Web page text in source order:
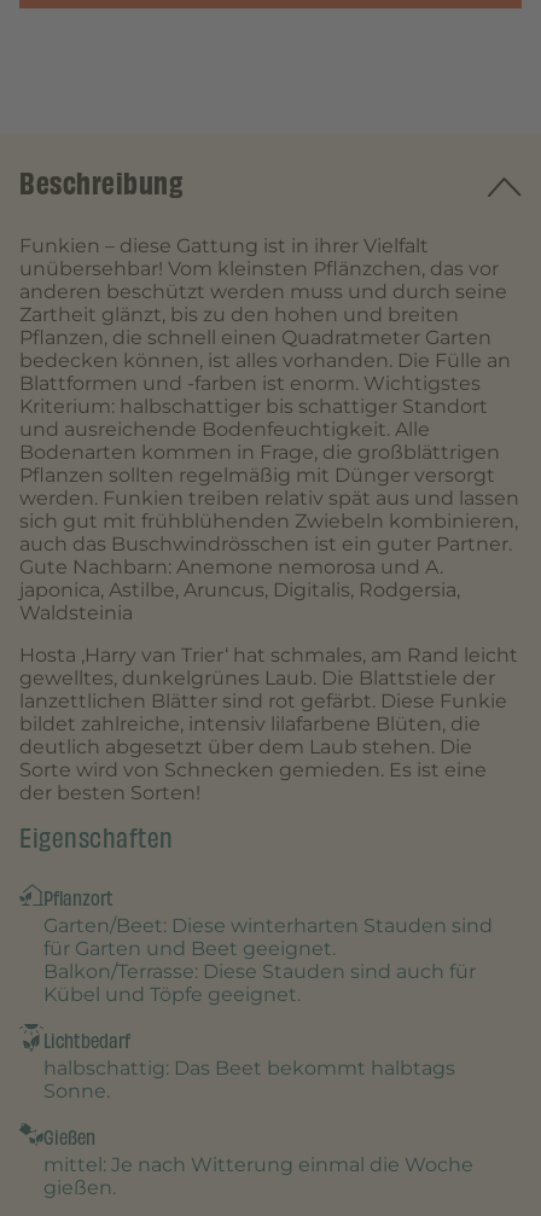
Beschreibung
Funkien – diese Gattung ist in ihrer Vielfalt
unübersehbar! Vom kleinsten Pflänzchen, das vor
anderen beschützt werden muss und durch seine
Zartheit glänzt, bis zu den hohen und breiten
Pflanzen, die schnell einen Quadratmeter Garten
bedecken können, ist alles vorhanden. Die Fülle an
Blattformen und -farben ist enorm. Wichtigstes
Kriterium: halbschattiger bis schattiger Standort
und ausreichende Bodenfeuchtigkeit. Alle
Bodenarten kommen in Frage, die großblättrigen
Pflanzen sollten regelmäßig mit Dünger versorgt
werden. Funkien treiben relativ spät aus und lassen
sich gut mit frühblühenden Zwiebeln kombinieren,
auch das Buschwindrösschen ist ein guter Partner.
Gute Nachbarn: Anemone nemorosa und A.
japonica, Astilbe, Aruncus, Digitalis, Rodgersia,
Waldsteinia
Hosta ‚Harry van Trier‘ hat schmales, am Rand leicht
gewelltes, dunkelgrünes Laub. Die Blattstiele der
lanzettlichen Blätter sind rot gefärbt. Diese Funkie
bildet zahlreiche, intensiv lilafarbene Blüten, die
deutlich abgesetzt über dem Laub stehen. Die
Sorte wird von Schnecken gemieden. Es ist eine
der besten Sorten!
Eigenschaften
Pflanzort
Garten/Beet: Diese winterharten Stauden sind
für Garten und Beet geeignet.
Balkon/Terrasse: Diese Stauden sind auch für
Kübel und Töpfe geeignet.
Lichtbedarf
halbschattig: Das Beet bekommt halbtags
Sonne.
Gießen
mittel : Je nach Witterung einmal die Woche
gießen.